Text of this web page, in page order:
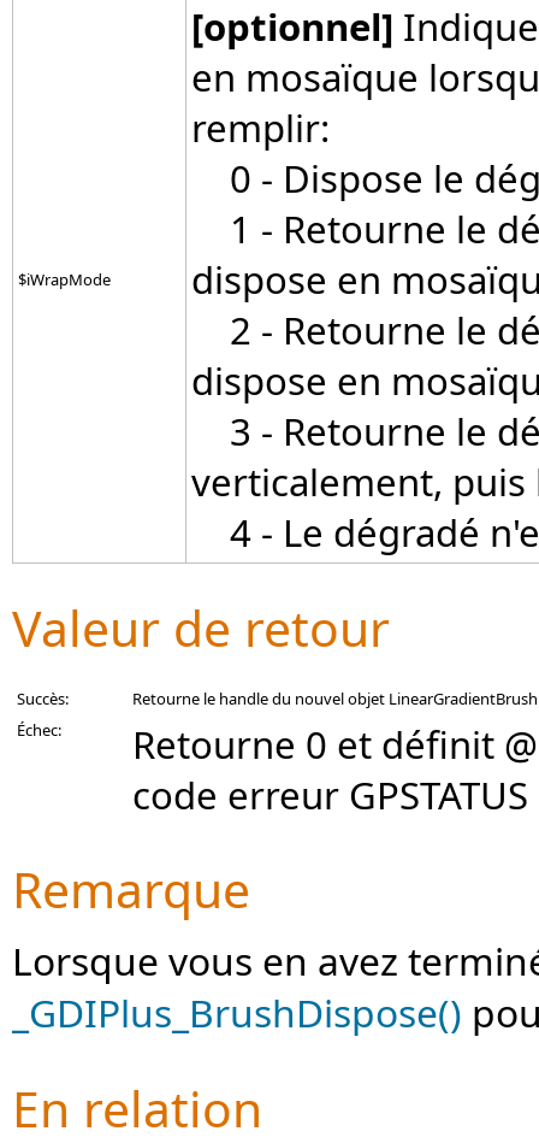
$iWrapMode
[optionnel]
en mosaïque
remplir:
0 - Dispose le
1 - Retourne le
dispose en
2 - Retourne le
dispose en
3 - Retourne le
verticalement, puis
4 - Le dégradé
Valeur de retour
Succès:
Retourne le handle du nouvel objet
Échec:
Retourne 0 et définit
code erreur GPSTATUS
Remarque
Lorsque vous en avez
_GDIPlus_BrushDispose()
En relation